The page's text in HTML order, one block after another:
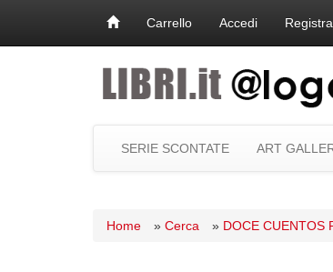
Carrello Accedi
SERIE SCONTATE ART
Home » Cerca » DOCE CUENTOS